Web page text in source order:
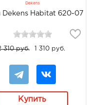
Dekens
Dekens Habitat 620-07
310 руб. 1 310 руб.
Купить